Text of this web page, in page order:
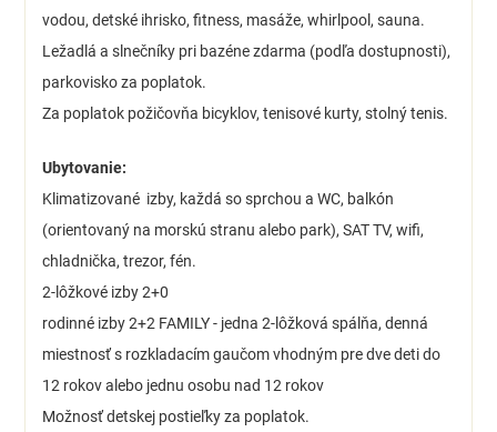
vodou, detské ihrisko, fitness, masáže, whirlpool, sauna.
Ležadlá a slnečníky pri bazéne zdarma (podľa dostupnosti),
parkovisko za poplatok.
Za poplatok požičovňa bicyklov, tenisové kurty, stolný tenis.
Ubytovanie:
Klimatizované izby, každá so sprchou a WC, balkón
(orientovaný na morskú stranu alebo park), SAT TV, wifi,
chladnička, trezor, fén.
2-lôžkové izby 2+0
rodinné izby 2+2 FAMILY - jedna 2-lôžková spálňa, denná
miestnosť s rozkladacím gaučom vhodným pre dve deti do
12 rokov alebo jednu osobu nad 12 rokov
Možnosť detskej postieľky za poplatok.